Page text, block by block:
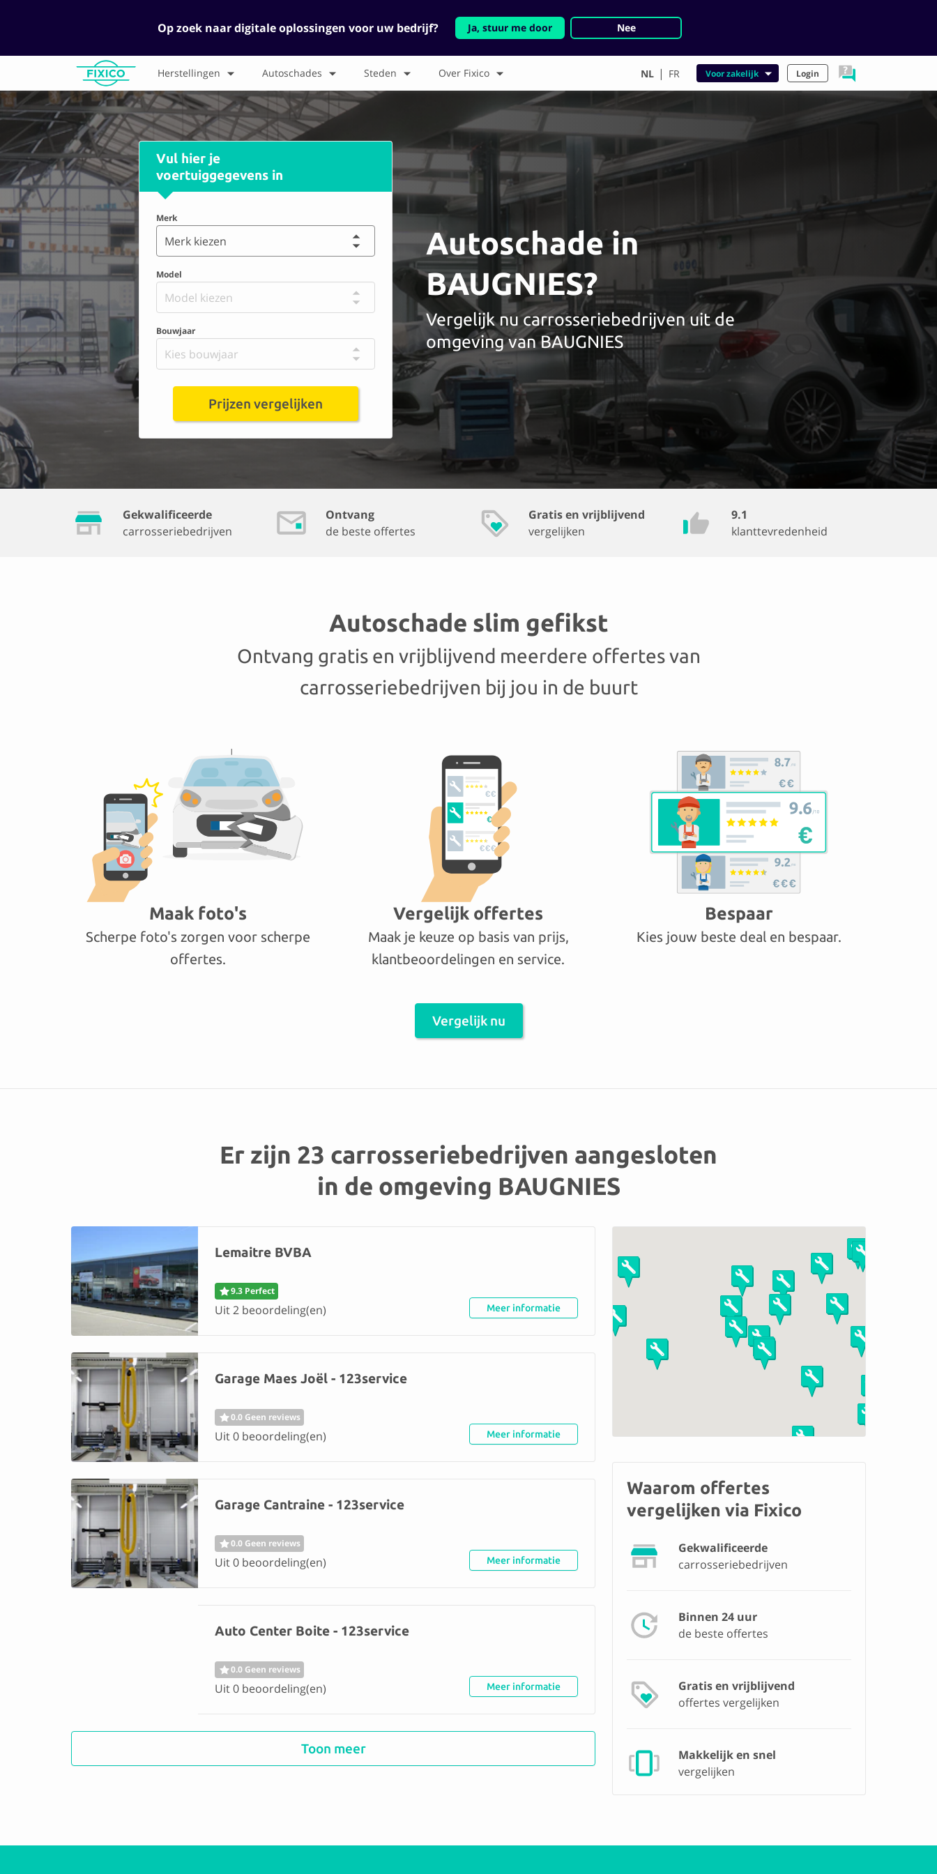
Op zoek naar digitale oplossingen voor uw bedrijf? Ja, stuur me door Nee
Herstellingen Autoschades Steden Over Fixico NL | FR Voor zakelijk Login
Autoschade in
BAUGNIES?
Vergelijk nu carrosseriebedrijven uit de
omgeving van BAUGNIES
Vul hier je
voertuiggegevens in
Merk
Merk kiezen
Model
Model kiezen
Bouwjaar
Kies bouwjaar
Prijzen vergelijken
Gekwalificeerde
carrosseriebedrijven
Ontvang
de beste offertes
Gratis en vrijblijvend
vergelijken
9.1
klanttevredenheid
Autoschade slim gefikst
Ontvang gratis en vrijblijvend meerdere offertes van
carrosseriebedrijven bij jou in de buurt
Maak foto's
Scherpe foto's zorgen voor scherpe
offertes.
Vergelijk offertes
Maak je keuze op basis van prijs,
klantbeoordelingen en service.
Bespaar
Kies jouw beste deal en bespaar.
Vergelijk nu
Er zijn 23 carrosseriebedrijven aangesloten
in de omgeving BAUGNIES
Lemaitre BVBA
9.3 Perfect
Uit 2 beoordeling(en) Meer informatie
Garage Maes Joël - 123service
0.0 Geen reviews
Uit 0 beoordeling(en) Meer informatie
Garage Cantraine - 123service
0.0 Geen reviews
Uit 0 beoordeling(en) Meer informatie
Auto Center Boite - 123service
0.0 Geen reviews
Uit 0 beoordeling(en) Meer informatie
Wapicar - Garage AD
Toon meer
Waarom offertes
vergelijken via Fixico
Gekwalificeerde
carrosseriebedrijven
Binnen 24 uur
de beste offertes
Gratis en vrijblijvend
offertes vergelijken
Makkelijk en snel
vergelijken